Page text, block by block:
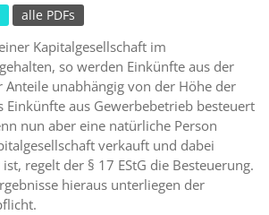
alle PDFs
Kapitalgesellschaft im
so werden Einkünfte aus der
Anteile unabhängig von der Höhe der
Einkünfte aus Gewerbebetrieb besteuert
nun aber eine natürliche Person
verkauft und dabei
regelt der § 17 EStG die Besteuerung.
hieraus unterliegen der